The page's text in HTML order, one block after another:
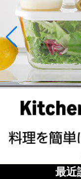
最近